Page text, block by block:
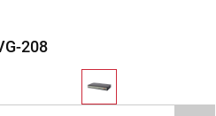
208